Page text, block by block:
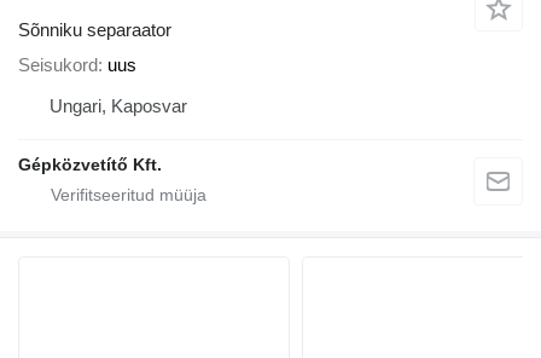
Sõnniku separaator
Seisukord uus
Ungari, Kaposvar
Gépközvetítő Kft.